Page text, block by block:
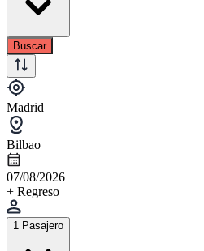
Buscar
Madrid
Bilbao
07/08/2026
+ Regreso
1 Pasajero